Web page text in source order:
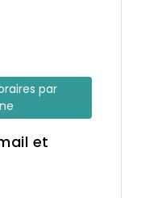
par
et